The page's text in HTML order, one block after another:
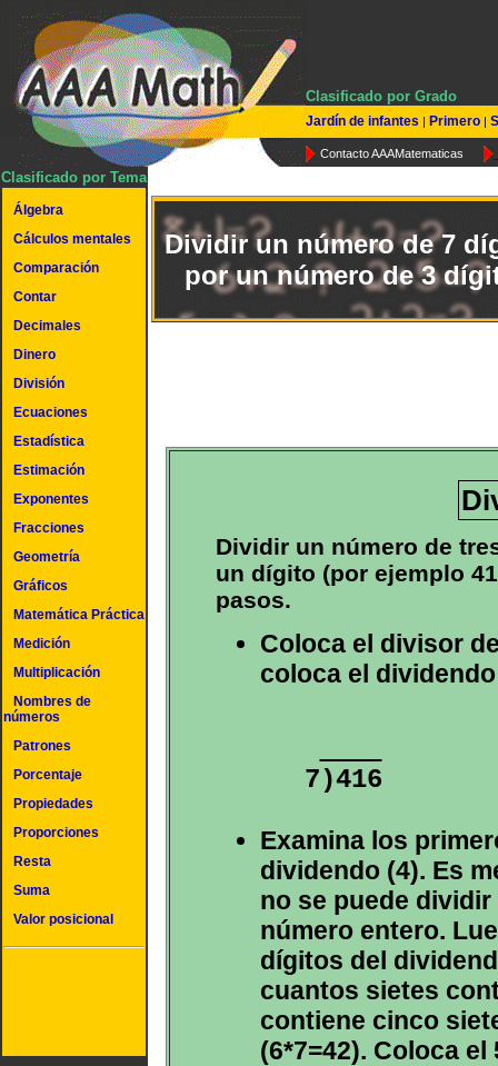
Clasificado por Grado
Jardín de infantes | Primero |
Contacto AAAMatematicas
Clasificado por Tema
Álgebra
Cálculos mentales
Comparación
Contar
Decimales
Dinero
División
Ecuaciones
Estadística
Estimación
Exponentes
Fracciones
Geometría
Gráficos
Matemática Práctica
Medición
Multiplicación
Nombres de
números
Patrones
Porcentaje
Propiedades
Proporciones
Resta
Suma
Valor posicional
Dividir un número de 7
por un número de 3
Dividir un número de
un dígito (por ejemplo
pasos.
Coloca el divisor
coloca el
Examina los
dividendo (4). Es
no se puede
número entero.
dígitos del
cuantos sietes
contiene cinco
(6*7=42). Coloca